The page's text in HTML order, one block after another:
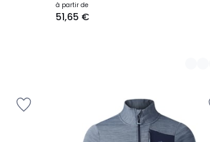
à partir de
51,65 €